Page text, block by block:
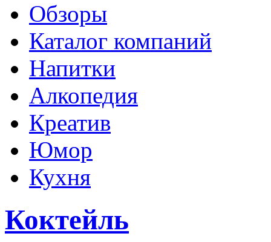
Обзоры
Каталог компаний
Напитки
Алкопедия
Креатив
Юмор
Кухня
Коктейль